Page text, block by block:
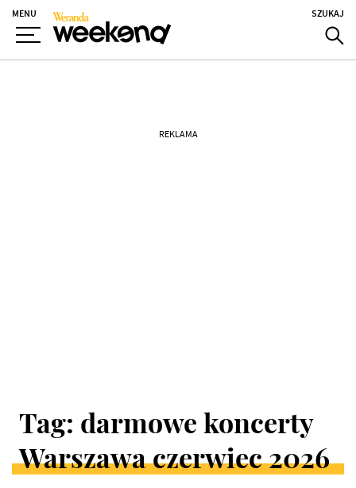
MENU SZUKAJ
REKLAMA
Tag: darmowe koncerty
Warszawa czerwiec 2026